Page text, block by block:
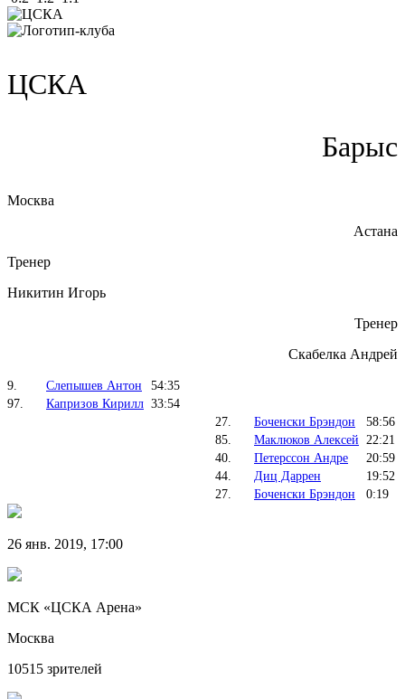
ЦСКА
Барыс
Москва
Астана
Тренер
Никитин Игорь
Тренер
Скабелка Андрей
9. Слепышев Антон
54:35
97.
Капризов Кирилл 33:54
27.
Боченски Брэндон
58:56
85.
Маклюков Алексей
22:21
40.
Петерссон Андре
20:59
44.
Диц Даррен
19:52
27.
Боченски Брэндон 0:19
26 янв. 2019, 17:00
МСК «ЦСКА Арена»
Москва
10515 зрителей